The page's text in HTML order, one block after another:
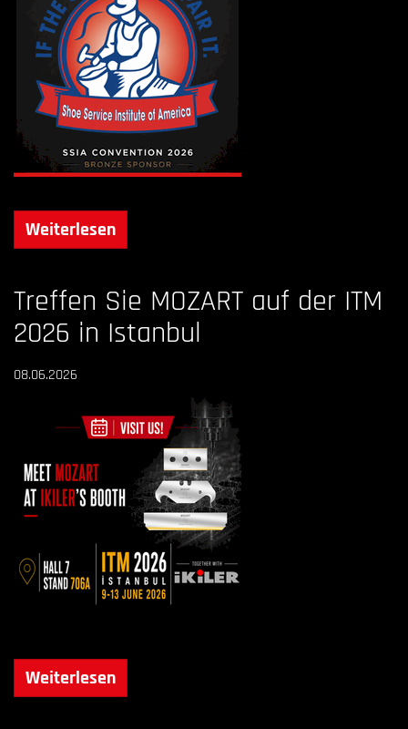
Weiterlesen
Treffen Sie MOZART auf der ITM
2026 in Istanbul
08.06.2026
Weiterlesen